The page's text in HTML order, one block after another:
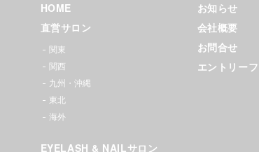
HOME
直営サロン
関東
関西
九州・沖縄
東北
海外
EYELASH & NAILサロン
お知らせ
会社概要
お問合せ
エントリー
ヘアサ
ロン｜
銀座・
新宿・
渋谷・